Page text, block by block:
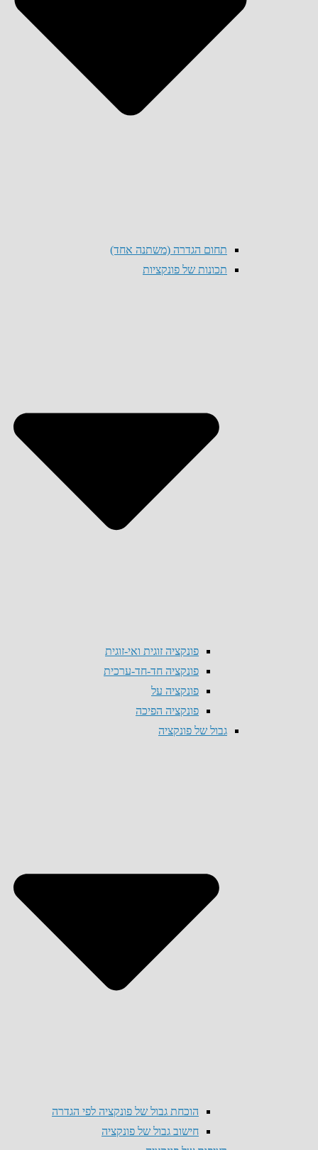
תחום הגדרה (משתנה אחד)
תכונות של פונקציות
פונקציה זוגית ואי-זוגית
פונקציה חד-חד-ערכית
פונקציה על
פונקציה הפיכה
גבול של פונקציה
הוכחת גבול של פונקציה לפי הגדרה
חישוב גבול של פונקציה